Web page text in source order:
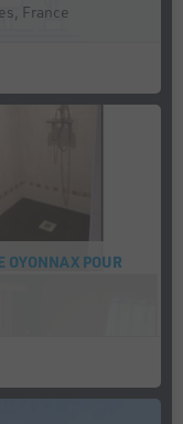
France
OYONNAX POUR